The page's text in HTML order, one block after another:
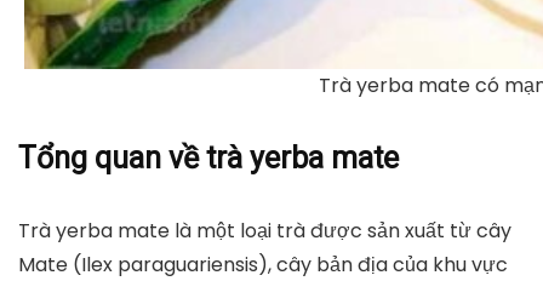
Trà yerba mate có
Tổng quan về trà yerba mate
Trà yerba mate là một loại trà được sản xuất từ cây
Mate (Ilex paraguariensis), cây bản địa của khu vực